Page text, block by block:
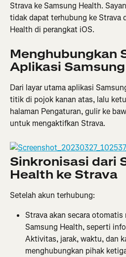
Strava ke Samsung Health.
tidak dapat terhubung ke Strava
Health di perangkat iOS.
Menghubungkan
Aplikasi
Dari layar utama aplikasi
titik di pojok kanan atas, lalu
halaman Pengaturan, gulir ke
untuk mengaktifkan Strava.
Sinkronisasi dari
Health ke Strava
Setelah akun terhubung:
Strava akan secara
Samsung Health, seperti
Aktivitas, jarak, waktu, dan
menghubungkan pihak